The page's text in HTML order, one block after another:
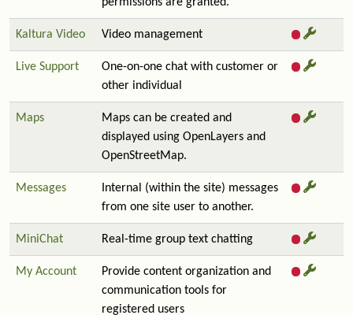
Kaltura Video Video management
Live Support
One-on-one chat with customer or
other individual
Maps
Maps can be created and
displayed using OpenLayers and
OpenStreetMap.
Messages
Internal (within the site) messages
from one site user to another.
MiniChat Real-time group text chatting
My Account
Provide content organization and
communication tools for
registered users